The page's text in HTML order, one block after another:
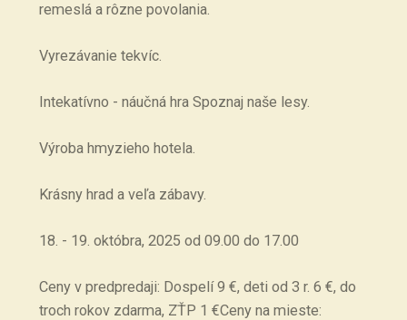
remeslá a rôzne povolania.
Vyrezávanie tekvíc.
Intekatívno - náučná hra Spoznaj naše lesy.
Výroba hmyzieho hotela.
Krásny hrad a veľa zábavy.
18. - 19. októbra, 2025 od 09.00 do 17.00
Ceny v predpredaji: Dospelí 9 €, deti od 3 r. 6 €, do
troch rokov zdarma, ZŤP 1 €Ceny na mieste: